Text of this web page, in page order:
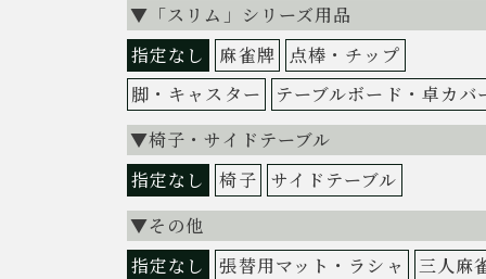
▼「スリム」シリーズ用品
指定なし
麻雀牌
点棒・チップ
脚・キャスター
テーブルボード・卓カバ
▼椅子・サイドテーブル
指定なし
椅子
サイドテーブル
▼その他
指定なし
張替用マット・ラシャ
三人麻